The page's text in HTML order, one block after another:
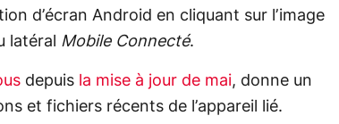
d’écran Android en cliquant sur l’image
latéral Mobile Connecté.
depuis la mise à jour de mai, donne un
et fichiers récents de l’appareil lié.